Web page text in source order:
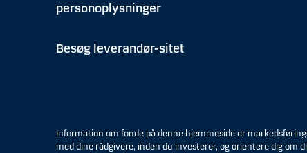
personoplysninger
Besøg leverandør-sitet
Information om fonde på denne hjemmeside er
med dine rådgivere, inden du investerer, og orientere dig om